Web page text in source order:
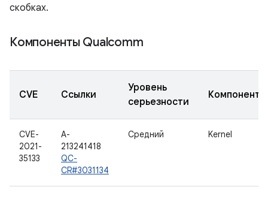
скобках.
Компоненты Qualcomm
CVE Ссылки
Уровень
серьезности
Компонент
CVE-
2021-
35133
A-
213241418
QC-
CR#3031134
Средний Kernel